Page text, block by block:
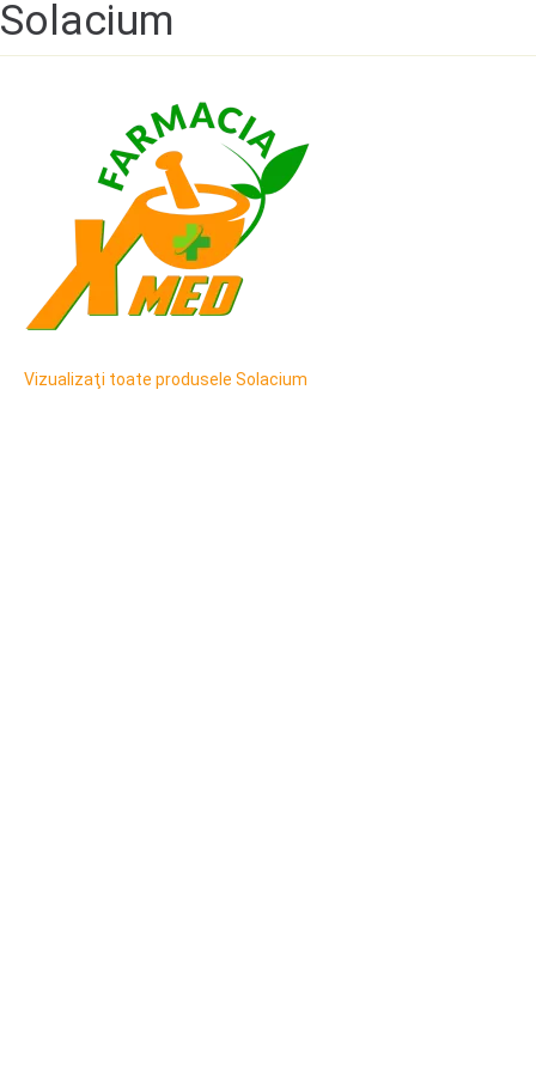
Solacium
Vizualizaţi toate produsele Solacium